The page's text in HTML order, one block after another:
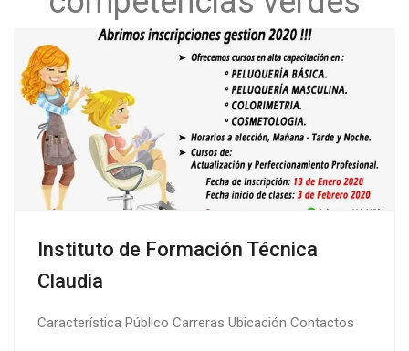
Instituto de Formación Técnica
Claudia
Característica Público Carreras Ubicación Contactos